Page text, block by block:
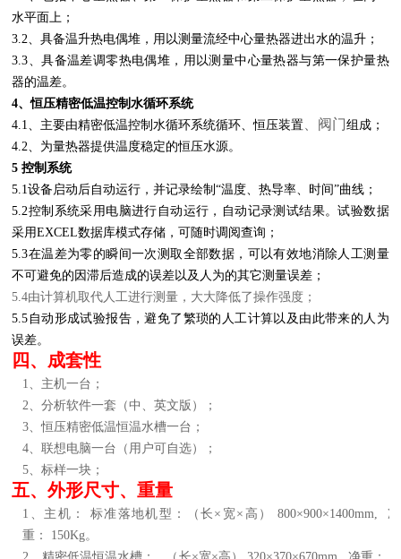
水平面上；
3.2、具备温升热电偶堆，用以测量流经中心量热器进出水的温升；
3.3、具备温差调零热电偶堆，用以测量中心量热器与第一保护量热
器的温差。
4、恒压精密低温控制水循环系统
4.1、主要由精密低温控制水循环系统循环、恒压装置 、阀门组成；
4.2、为量热器提供温度稳定的恒压水源。
5 控制系统
5.1设备启动后自动运行，并记录绘制“温度、热导率、时间”曲线；
5.2控制系统采用电脑进行自动运行，自动记录测试结果。试验数据
采用EXCEL数据库模式存储，可随时调阅查询；
5.3在温差为零的瞬间一次测取全部数据，可以有效地消除人工测量
不可避免的因滞后造成的误差以及人为的其它测量误差；
5.4由计算机取代人工进行测量，大大降低了操作强度；
5.5自动形成试验报告，避免了繁琐的人工计算以及由此带来的人为
误差。
四、成套性
1、主机一台；
2、分析软件一套（中、英文版）；
3、恒压精密低温恒温水槽一台；
4、联想电脑一台（用户可自选）；
5、标样一块；
五、外形尺寸、重量
1、主机： 标准落地机型：（长×宽×高） 800×900×1400mm,
净
重：
150Kg。